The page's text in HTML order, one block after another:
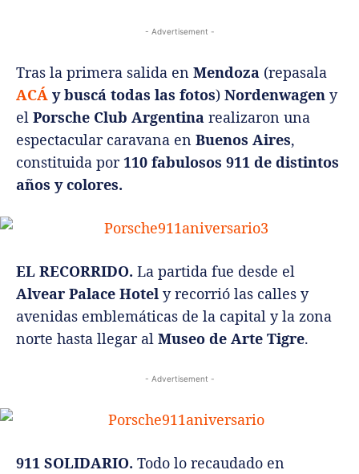
- Advertisement -
Tras la primera salida en Mendoza (repasala
ACÁ y buscá todas las fotos) Nordenwagen y
el Porsche Club Argentina realizaron una
espectacular caravana en Buenos Aires,
constituida por110 fabulosos 911 de distintos
años y colores.
EL RECORRIDO. La partida fue desde el
Alvear Palace Hotel y recorrió las calles y
avenidas emblemáticas de la capital y la zona
norte hasta llegar al Museo de Arte Tigre.
- Advertisement -
911 SOLIDARIO. Todo lo recaudado en